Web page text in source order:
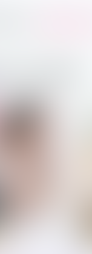
actualités